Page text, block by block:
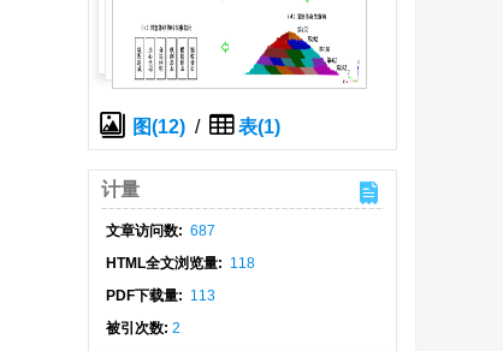
图(12) / 表(1)
计量
文章访问数: 687
HTML全文浏览量: 118
PDF下载量: 113
被引次数:2